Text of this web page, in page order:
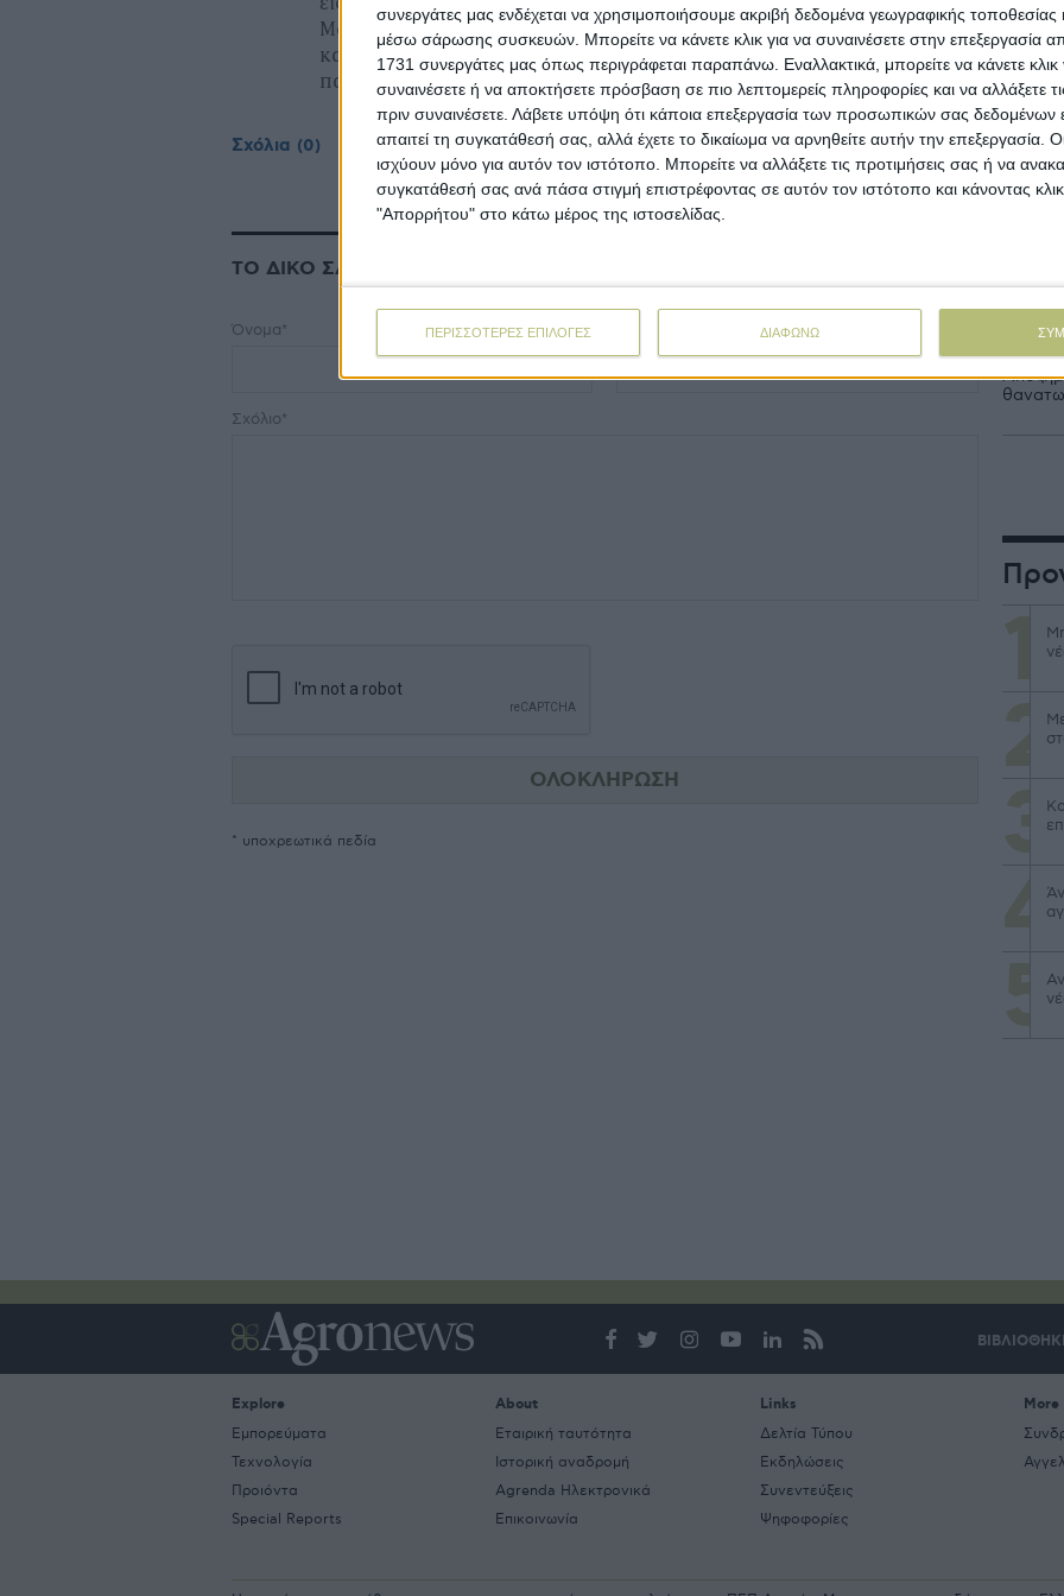
συνεργάτες μας ενδέχεται να χρησιμοποιήσουμε ακριβή δεδομένα γεωγραφικής τοποθεσίας
μέσω σάρωσης συσκευών. Μπορείτε να κάνετε κλικ για να συναινέσετε στην επεξεργασία
1731 συνεργάτες μας όπως περιγράφεται παραπάνω. Εναλλακτικά, μπορείτε να κάνετε κλικ
συναινέσετε ή να αποκτήσετε πρόσβαση σε πιο λεπτομερείς πληροφορίες και να αλλάξετε
πριν συναινέσετε. Λάβετε υπόψη ότι κάποια επεξεργασία των προσωπικών σας δεδομένων
απαιτεί τη συγκατάθεσή σας, αλλά έχετε το δικαίωμα να αρνηθείτε αυτήν την επεξεργασία.
ισχύουν μόνο για αυτόν τον ιστότοπο. Μπορείτε να αλλάξετε τις προτιμήσεις σας ή να
συγκατάθεσή σας ανά πάσα στιγμή επιστρέφοντας σε αυτόν τον ιστότοπο και κάνοντας
"Απορρήτου" στο κάτω μέρος της ιστοσελίδας.
ΠΕΡΙΣΣΟΤΕΡΕΣ ΕΠΙΛΟΓΕΣ ΔΙΑΦΩΝΩ
Μάρτιο και η Ιαπωνία με 4.184 τόνους. Η Κίνα σημειώνει αύξηση
κατά 17% στις ποσότητες ελαιολάδου που εισάγει, οι οποίες
παραμένουν σχετικά χαμηλές.
Σχόλια (0) Προσθήκη σχολίου
ΤΟ ΔΙΚΟ ΣΑΣ ΣΧΟΛΙΟ
Όνομα*
Σχόλιο*
* υποχρεωτικά πεδία
εκατ.,
Με
Σε
Explore
Εμπορεύματα
Τεχνολογία
Προιόντα
Special Reports
About
Εταιρική ταυτότητα
Ιστορική αναδρομή
Agrenda Ηλεκτρονικά
Επικοινωνία
Links
Δελτία Τύπου
Εκδηλώσεις
Συνεντεύξεις
Ψηφοφορίες
More